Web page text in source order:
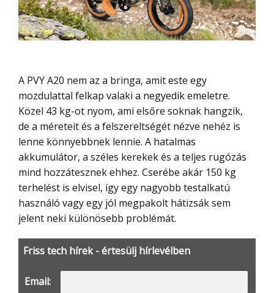
A PVY A20 nem az a bringa, amit este egy
mozdulattal felkap valaki a negyedik emeletre.
Közel 43 kg-ot nyom, ami elsőre soknak hangzik,
de a méreteit és a felszereltségét nézve nehéz is
lenne könnyebbnek lennie. A hatalmas
akkumulátor, a széles kerekek és a teljes rugózás
mind hozzátesznek ehhez. Cserébe akár 150 kg
terhelést is elvisel, így egy nagyobb testalkatú
használó vagy egy jól megpakolt hátizsák sem
jelent neki különösebb problémát.
Friss tech hírek - értesülj hírlevélben
Email: